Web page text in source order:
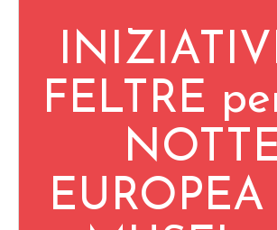
FELTRE
EUROPEA